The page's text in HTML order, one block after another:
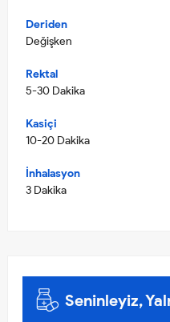
Deriden
Değişken
Rektal
5-30 Dakika
Kasiçi
10-20 Dakika
İnhalasyon
3 Dakika
Seninleyiz,